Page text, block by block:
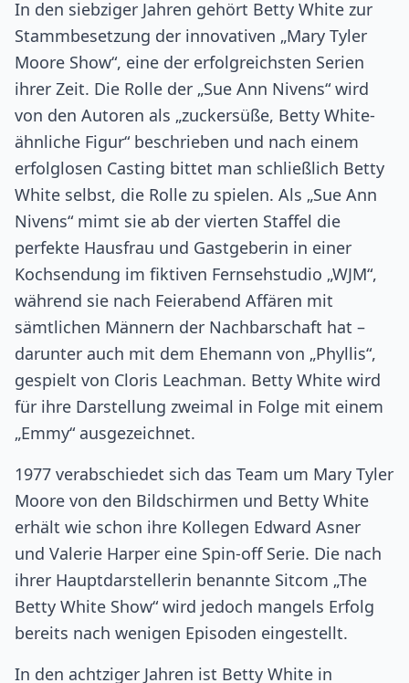
In den siebziger Jahren gehört Betty White zur
Stammbesetzung der innovativen „Mary Tyler
Moore Show“, eine der erfolgreichsten Serien
ihrer Zeit. Die Rolle der „Sue Ann Nivens“ wird
von den Autoren als „zuckersüße, Betty White-
ähnliche Figur“ beschrieben und nach einem
erfolglosen Casting bittet man schließlich Betty
White selbst, die Rolle zu spielen. Als „Sue Ann
Nivens“ mimt sie ab der vierten Staffel die
perfekte Hausfrau und Gastgeberin in einer
Kochsendung im fiktiven Fernsehstudio „WJM“,
während sie nach Feierabend Affären mit
sämtlichen Männern der Nachbarschaft hat –
darunter auch mit dem Ehemann von „Phyllis“,
gespielt von Cloris Leachman. Betty White wird
für ihre Darstellung zweimal in Folge mit einem
„Emmy“ ausgezeichnet.
1977 verabschiedet sich das Team um Mary Tyler
Moore von den Bildschirmen und Betty White
erhält wie schon ihre Kollegen Edward Asner
und Valerie Harper eine Spin-off Serie. Die nach
ihrer Hauptdarstellerin benannte Sitcom „The
Betty White Show“ wird jedoch mangels Erfolg
bereits nach wenigen Episoden eingestellt.
In den achtziger Jahren ist Betty White in